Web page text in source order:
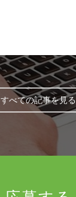
すべての記事を見る